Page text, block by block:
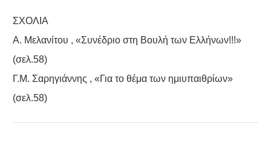
ΣΧΟΛΙΑ
Α. Μελανίτου , «Συνέδριο στη Βουλή των Ελλήνων!!!»
(σελ.58)
Γ.Μ. Σαρηγιάννης , «Για το θέμα των ημιυπαιθρίων»
(σελ.58)